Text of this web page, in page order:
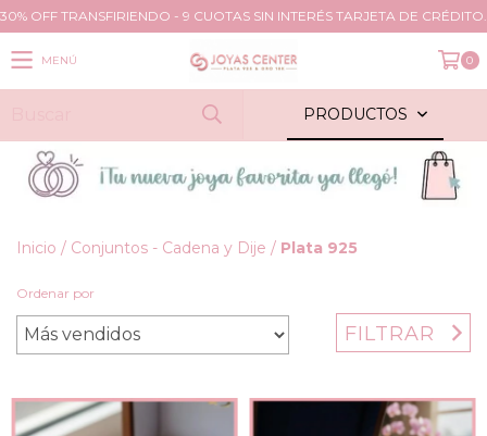
30% OFF TRANSFIRIENDO - 9 CUOTAS SIN INTERÉS TARJETA DE CRÉDITO.
MENÚ 0
PRODUCTOS
Inicio / Conjuntos - Cadena y Dije / Plata 925
Ordenar por
FILTRAR